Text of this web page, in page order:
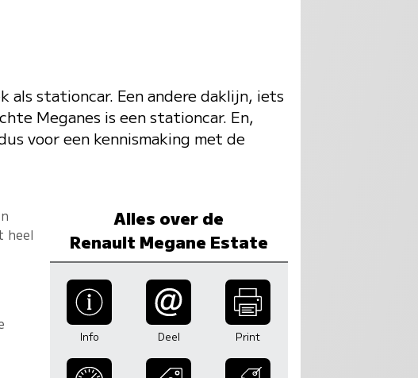
als stationcar. Een andere daklijn, iets
Meganes is een stationcar. En,
voor een kennismaking met de
heel
Alles over de
Renault Megane Estate
Info Deel Print